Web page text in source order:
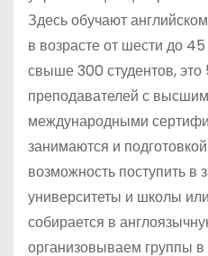
Здесь обучают
в возрасте от шести до
свыше 300 студентов, это
преподавателей с
международными
занимаются и
возможность поступить в
университеты и школы
собирается в
организовываем группы